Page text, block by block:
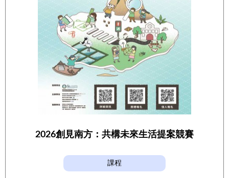
2026創見南方：共構未來生活提案競賽
課程